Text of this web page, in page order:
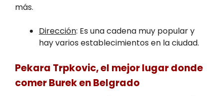
más.
Dirección: Es una cadena muy popular y
hay varios establecimientos en la ciudad.
Pekara Trpkovic, el mejor lugar donde
comer Burek en Belgrado